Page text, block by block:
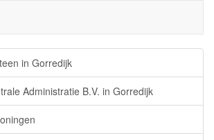
in Gorredijk
Administratie B.V. in Gorredijk